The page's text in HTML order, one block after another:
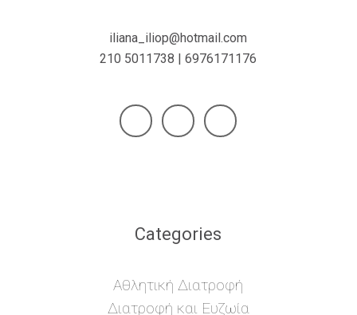
iliana_iliop@hotmail.com
210 5011738 | 6976171176
Categories
Αθλητική Διατροφή
Διατροφή και Ευζωία